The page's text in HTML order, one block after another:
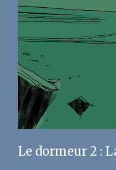
Le dormeur 2 :